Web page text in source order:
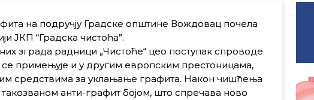
на подручју Градске општине Вождовац почела
ЈКП “Градска чистоћа”.
зграда радници „Чистоће“ цео поступак спроводе
се примењује и у другим европским престоницама,
средствима за уклањање графита. Након чишћења
анти-графит бојом, што спречава ново